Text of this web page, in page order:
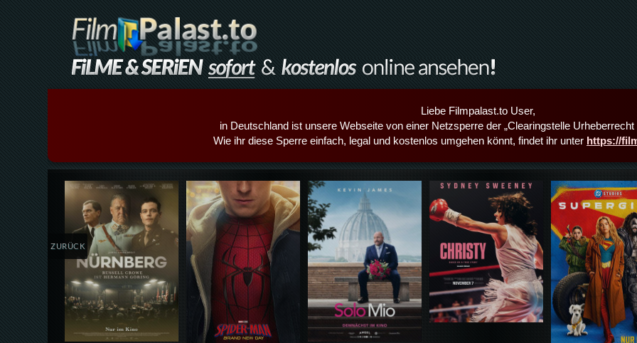
Liebe Filmpalast.to User,
in Deutschland ist unsere Webseite von einer Netzsperre der „Clearingstelle Urheberrecht
Wie ihr diese Sperre einfach, legal und kostenlos umgehen könnt, findet ihr unter https://
Details,Play Details,Play Details,Play Details,Play Details,Play
ZURÜCK